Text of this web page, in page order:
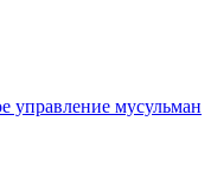
управление мусульман